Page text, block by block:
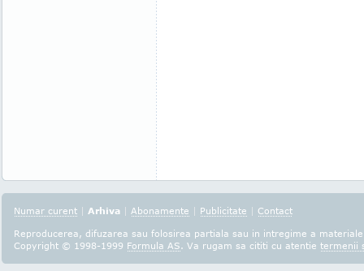
Numar curent | Arhiva | Abonamente | Publicitate | Contact
Reproducerea, difuzarea sau folosirea partiala sau in intregime a
Copyright © 1998-1999 Formula AS. Va rugam sa cititi cu atentie termenii